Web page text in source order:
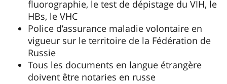
fluorographie, le test de dépistage du VIH, le
HBs, le VHC
Police d’assurance maladie volontaire en
vigueur sur le territoire de la Fédération de
Russie
Tous les documents en langue étrangère
doivent être notaries en russe